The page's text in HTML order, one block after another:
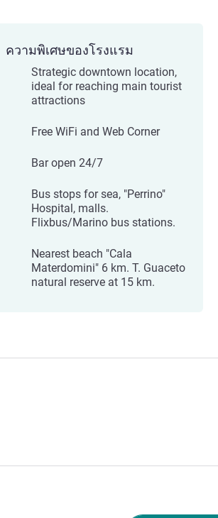
ความพิเศษของโรงแรม
Strategic downtown location,
ideal for reaching main tourist
attractions
Free WiFi and Web Corner
Bar open 24/7
Bus stops for sea, "Perrino"
Hospital, malls.
Flixbus/Marino bus stations.
Nearest beach "Cala
Materdomini" 6 km. T. Guaceto
natural reserve at 15 km.